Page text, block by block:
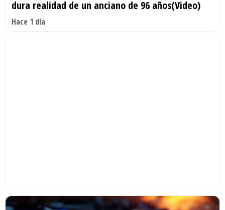
dura realidad de un anciano de 96 años(Video)
Hace 1 día